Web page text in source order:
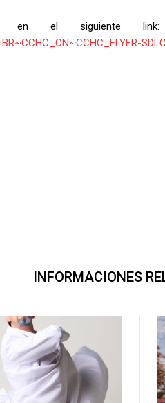
en el siguiente
INFORMACIONES